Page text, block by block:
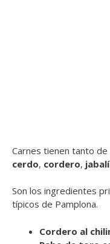
Carnes tienen tanto de
cerdo, cordero, jabalí
Son los ingredientes
típicos de Pamplona.
Cordero al